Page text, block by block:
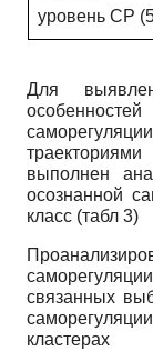
уровень СР
Для
выполнен
осознанной
класс (табл 3)
связанных
кластерах